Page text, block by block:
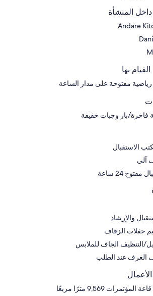
المنشأة
Andare
بها
رياضية مفتوحة على مدار الساعة
فاخرة/بار وجبات خفيفة
الاستقبال
آلي
24 ساعة
والإرشاد
حفلات الزفاف
التنظيف الجاف للملابس
الغرف عند الطلب
9,569 مترًا مربعًا